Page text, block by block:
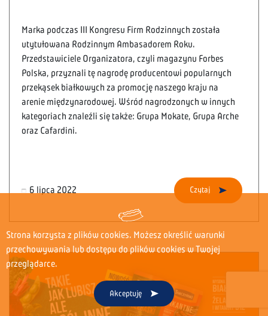
Marka podczas III Kongresu Firm Rodzinnych została
utytułowana Rodzinnym Ambasadorem Roku.
Przedstawiciele Organizatora, czyli magazynu Forbes
Polska, przyznali tę nagrodę producentowi popularnych
przekąsek białkowych za promocję naszego kraju na
arenie międzynarodowej. Wśród nagrodzonych w innych
kategoriach znaleźli się także: Grupa Mokate, Grupa Arche
oraz Cafardini.
6 lipca 2022 Czytaj
Strona korzysta z plików cookies. Możesz określić warunki
przechowywania lub dostępu do plików cookies w Twojej
przeglądarce.
Akceptuję